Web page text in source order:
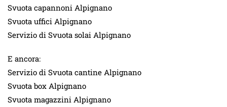
Svuota capannoni Alpignano
Svuota uffici Alpignano
Servizio di Svuota solai Alpignano
E ancora:
Servizio di Svuota cantine Alpignano
Svuota box Alpignano
Svuota magazzini Alpignano